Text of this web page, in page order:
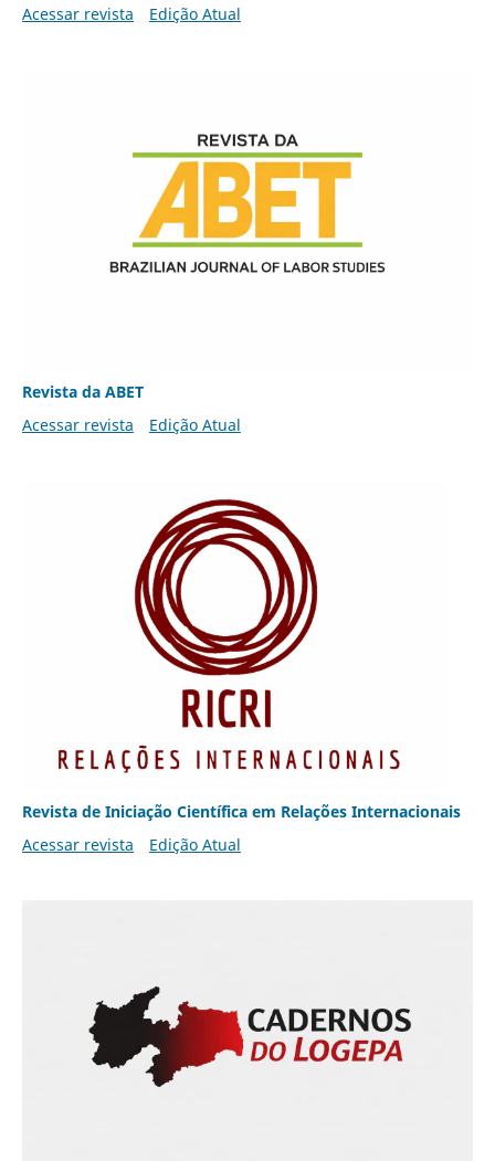
Acessar revista Edição Atual
Revista da ABET
Acessar revista
Edição Atual
Revista de Iniciação Científica em Relações Internacionais
Acessar revista
Edição Atual